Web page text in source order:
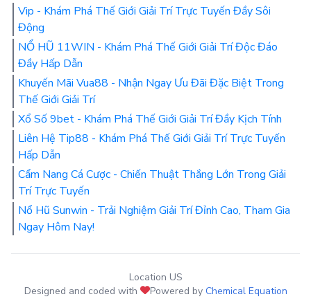
Vip - Khám Phá Thế Giới Giải Trí Trực Tuyến Đầy Sôi
Động
NỔ HŨ 11WIN - Khám Phá Thế Giới Giải Trí Độc Đáo
Đầy Hấp Dẫn
Khuyến Mãi Vua88 - Nhận Ngay Ưu Đãi Đặc Biệt Trong
Thế Giới Giải Trí
Xổ Số 9bet - Khám Phá Thế Giới Giải Trí Đầy Kịch Tính
Liên Hệ Tip88 - Khám Phá Thế Giới Giải Trí Trực Tuyến
Hấp Dẫn
Cẩm Nang Cá Cược - Chiến Thuật Thắng Lớn Trong Giải
Trí Trực Tuyến
Nổ Hũ Sunwin - Trải Nghiệm Giải Trí Đỉnh Cao, Tham Gia
Ngay Hôm Nay!
Location US
Designed and coded with
Powered by Chemical Equation